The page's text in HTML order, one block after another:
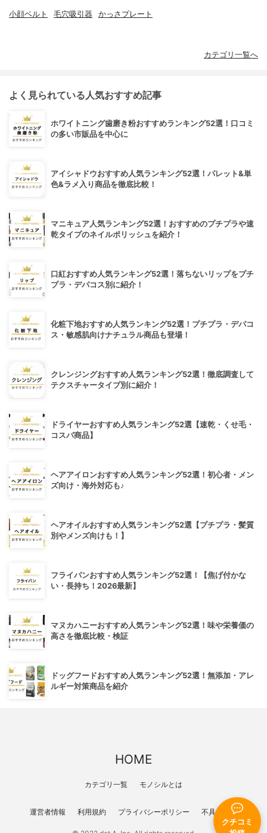
クチコミ
小顔ベルト 毛穴吸引器 かっさプレート
カテゴリ一覧へ
よく見られている人気おすすめ記事
ホワイトニング歯磨き粉おすすめランキング52選！口コミ
の多い市販品を中心に
アイシャドウおすすめ人気ランキング52選！パレット&単
色&ラメ入り商品を徹底比較！
マニキュア人気ランキング52選！おすすめのプチプラや速
乾タイプのネイルポリッシュを紹介！
口紅おすすめ人気ランキング52選！落ちないリップをプチ
プラ・デパコス別に紹介！
化粧下地おすすめ人気ランキング52選！プチプラ・デパコ
ス・敏感肌向けナチュラル商品も登場！
クレンジングおすすめ人気ランキング52選！徹底調査して
テクスチャータイプ別に紹介！
ドライヤーおすすめ人気ランキング52選【速乾・くせ毛・
コスパ商品】
ヘアアイロンおすすめ人気ランキング52選！初心者・メン
ズ向け・海外対応も♪
ヘアオイルおすすめ人気ランキング52選【プチプラ・髪質
別やメンズ向けも！】
フライパンおすすめ人気ランキング52選！【焦げ付かな
い・長持ち！2026最新】
マヌカハニーおすすめ人気ランキング52選！味や栄養価の
高さを徹底比較・検証
ドッグフードおすすめ人気ランキング52選！無添加・アレ
ルギー対策商品を紹介
HOME
カテゴリ一覧 モノシルとは
運営者情報 利用規約 プライバシーポリシー 不具合報告